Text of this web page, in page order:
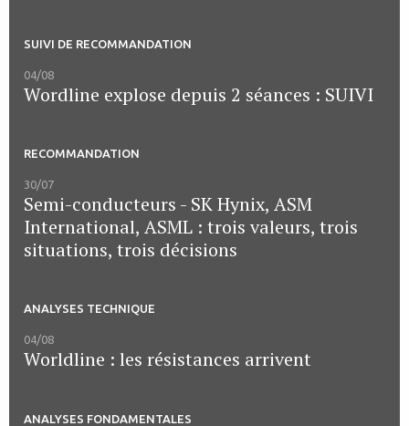
SUIVI DE RECOMMANDATION
04/08
Wordline explose depuis 2 séances : SUIVI
RECOMMANDATION
30/07
Semi-conducteurs - SK Hynix, ASM
International, ASML : trois valeurs, trois
situations, trois décisions
ANALYSES TECHNIQUE
04/08
Worldline : les résistances arrivent
ANALYSES FONDAMENTALES